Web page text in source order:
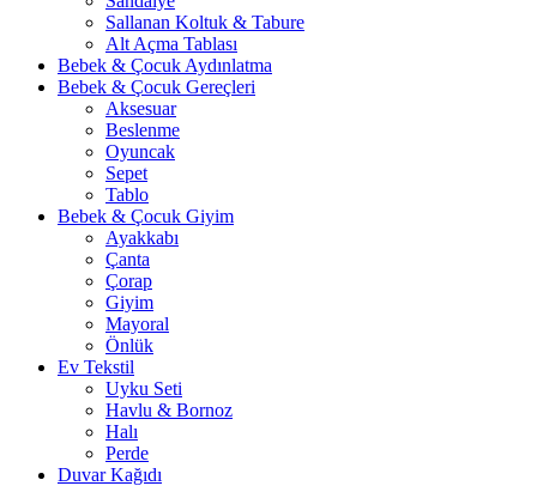
Sallanan Koltuk & Tabure
Alt Açma Tablası
Bebek & Çocuk Aydınlatma
Bebek & Çocuk Gereçleri
Aksesuar
Beslenme
Oyuncak
Sepet
Tablo
Bebek & Çocuk Giyim
Ayakkabı
Çanta
Çorap
Giyim
Mayoral
Önlük
Ev Tekstil
Uyku Seti
Havlu & Bornoz
Halı
Perde
Duvar Kağıdı